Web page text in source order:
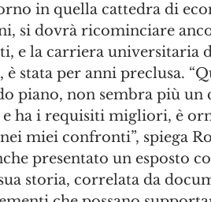
in quella cattedra di
si dovrà ricominciare
e la carriera universitaria
è stata per anni preclusa.
piano, non sembra più
e ha i requisiti migliori, è
miei confronti”, spiega
presentato un esposto
storia, correlata da